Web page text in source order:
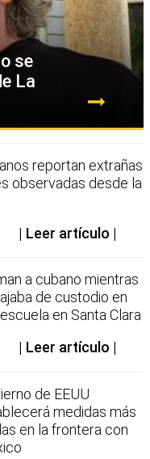
se
La
reportan extrañas
observadas desde la
Leer artículo
a cubano mientras
de custodio en
en Santa Clara
Leer artículo
de EEUU
medidas más
en la frontera con